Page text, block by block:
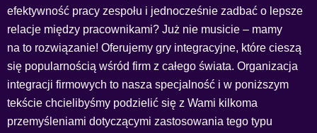
efektywność pracy zespołu i jednocześnie zadbać o lepsze
relacje między pracownikami? Już nie musicie – mamy
na to rozwiązanie! Oferujemy gry integracyjne, które cieszą
się popularnością wśród firm z całego świata. Organizacja
integracji firmowych to nasza specjalność i w poniższym
tekście chcielibyśmy podzielić się z Wami kilkoma
przemyśleniami dotyczącymi zastosowania tego typu